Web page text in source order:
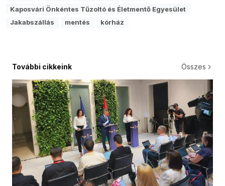
Kaposvári Önkéntes Tűzoltó és Életmentő Egyesület
Jakabszállás
mentés kórház
További cikkeink Összes